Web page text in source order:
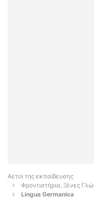
Αετοί της εκπαίδευσης
Φροντιστήρια, Ξένες
Lingua Germanica